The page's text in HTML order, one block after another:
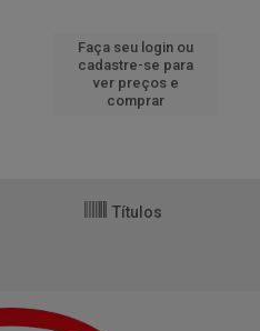
Faça seu login ou
cadastre-se para
ver preços e
comprar
Títulos